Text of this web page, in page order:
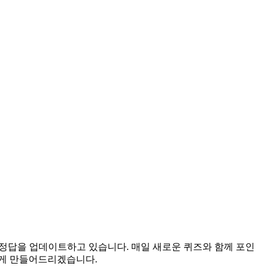
답을 업데이트하고 있습니다. 매일 새로운 퀴즈와 함께 포인
만들어드리겠습니다.